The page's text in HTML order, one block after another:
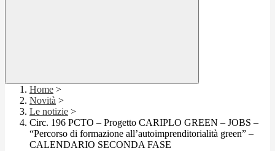
Home >
Novità >
Le notizie >
Circ. 196 PCTO – Progetto CARIPLO GREEN – JOBS –
“Percorso di formazione all’autoimprenditorialità green” –
CALENDARIO SECONDA FASE